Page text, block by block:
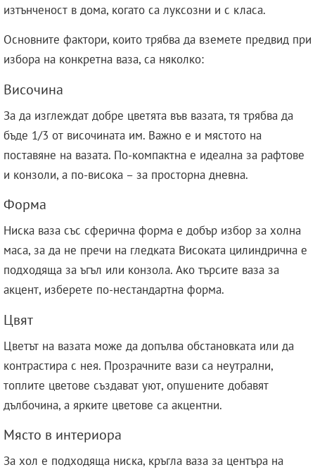
изтънченост в дома, когато са луксозни и с класа.
Основните фактори, които трябва да вземете предвид при
избора на конкретна ваза, са няколко:
Височина
За да изглеждат добре цветята във вазата, тя трябва да
бъде 1/3 от височината им. Важно е и мястото на
поставяне на вазата. По-компактна е идеална за рафтове
и конзоли, а по-висока – за просторна дневна.
Форма
Ниска ваза със сферична форма е добър избор за холна
маса, за да не пречи на гледката Високата цилиндрична е
подходяща за ъгъл или конзола. Ако търсите ваза за
акцент, изберете по-нестандартна форма.
Цвят
Цветът на вазата може да допълва обстановката или да
контрастира с нея. Прозрачните вази са неутрални,
топлите цветове създават уют, опушените добавят
дълбочина, а ярките цветове са акцентни.
Място в интериора
За хол е подходяща ниска, кръгла ваза за центъра на